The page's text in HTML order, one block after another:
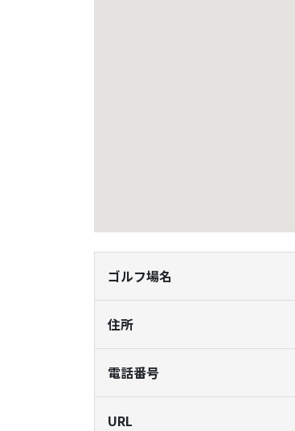
ゴルフ場名
住所
電話番号
URL